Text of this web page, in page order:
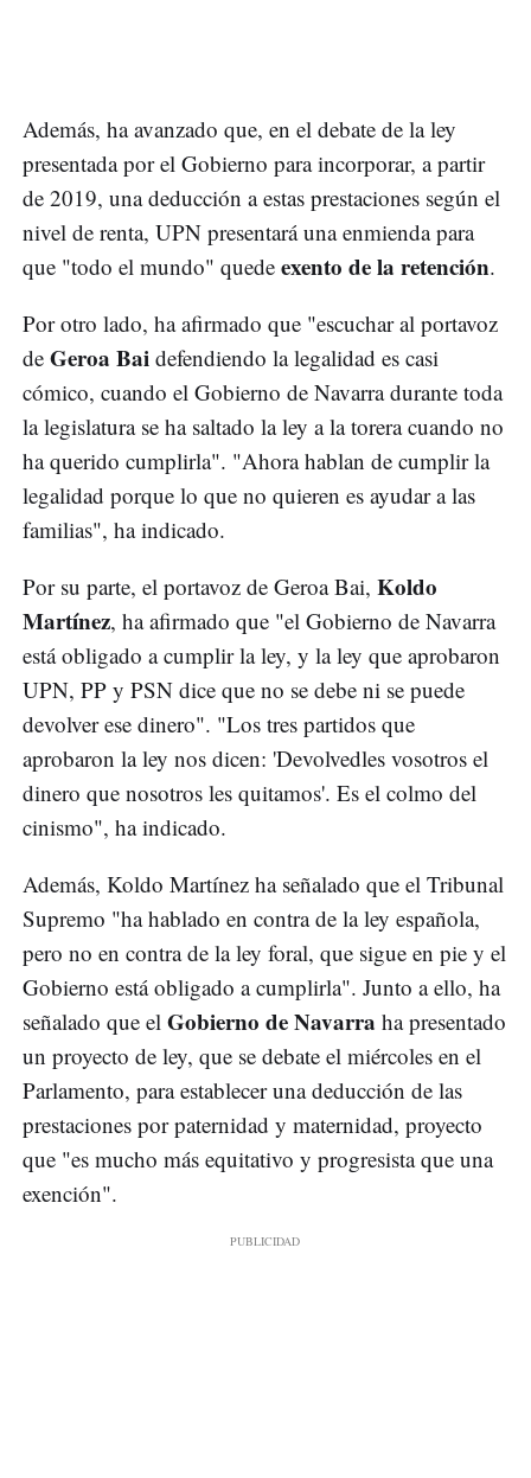
Además, ha avanzado que, en el debate de la ley
presentada por el Gobierno para incorporar, a partir
de 2019, una deducción a estas prestaciones según el
nivel de renta, UPN presentará una enmienda para
que "todo el mundo" quede exento de la retención.
Por otro lado, ha afirmado que "escuchar al portavoz
de Geroa Bai defendiendo la legalidad es casi
cómico, cuando el Gobierno de Navarra durante toda
la legislatura se ha saltado la ley a la torera cuando no
ha querido cumplirla". "Ahora hablan de cumplir la
legalidad porque lo que no quieren es ayudar a las
familias", ha indicado.
Por su parte, el portavoz de Geroa Bai, Koldo
Martínez, ha afirmado que "el Gobierno de Navarra
está obligado a cumplir la ley, y la ley que aprobaron
UPN, PP y PSN dice que no se debe ni se puede
devolver ese dinero". "Los tres partidos que
aprobaron la ley nos dicen: 'Devolvedles vosotros el
dinero que nosotros les quitamos'. Es el colmo del
cinismo", ha indicado.
Además, Koldo Martínez ha señalado que el Tribunal
Supremo "ha hablado en contra de la ley española,
pero no en contra de la ley foral, que sigue en pie y el
Gobierno está obligado a cumplirla". Junto a ello, ha
señalado que el Gobierno de Navarra ha presentado
un proyecto de ley, que se debate el miércoles en el
Parlamento, para establecer una deducción de las
prestaciones por paternidad y maternidad, proyecto
que "es mucho más equitativo y progresista que una
exención".